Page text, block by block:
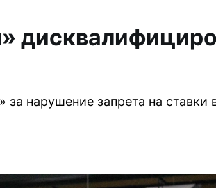
нарушение запрета на ставки